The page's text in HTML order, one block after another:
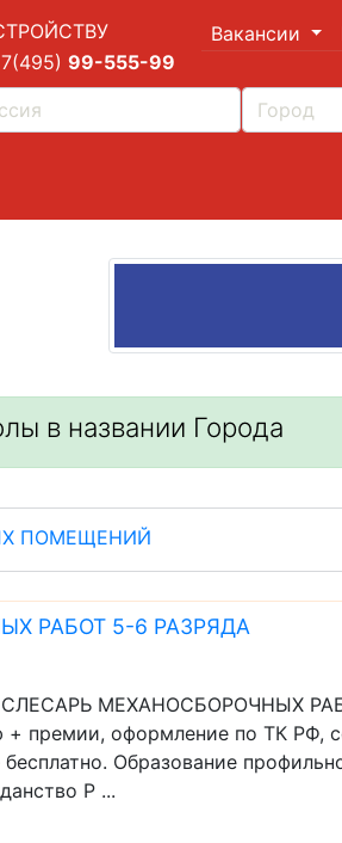
99-555-99
Вакансии
в названии Города
ПОМЕЩЕНИЙ
РАБОТ 5-6 РАЗРЯДА
МЕХАНОСБОРОЧНЫХ
+ премии, оформление по ТК РФ,
Образование
Р ...